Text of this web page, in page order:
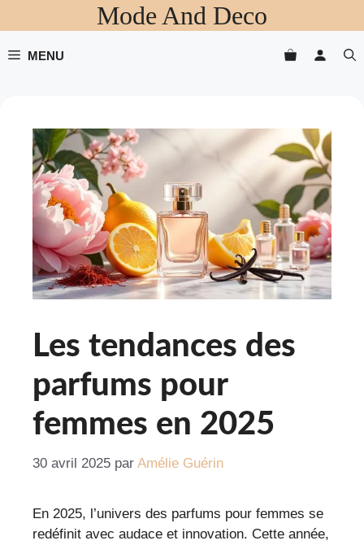
au
contenu
Mode And Deco
MENU
Les tendances des
parfums pour
femmes en 2025
30 avril 2025 par Amélie Guérin
En 2025, l’univers des parfums pour femmes se
redéfinit avec audace et innovation. Cette année,